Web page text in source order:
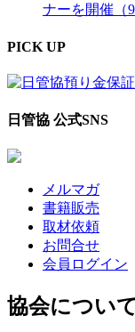
ナーを開催（
PICK UP
日管協 公式SNS
メルマガ
書籍販売
取材依頼
お問合せ
会員ログイン
協会について